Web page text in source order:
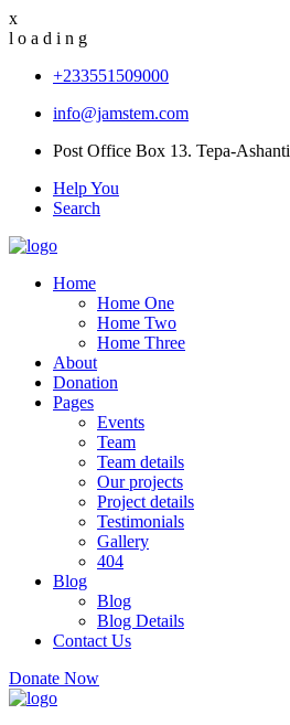
x
l o a d i n g
+233551509000
info@jamstem.com
Post Office Box 13. Tepa-Ashanti
Help You
Search
Home
Home One
Home Two
Home Three
About
Donation
Pages
Events
Team
Team details
Our projects
Project details
Testimonials
Gallery
404
Blog
Blog
Blog Details
Contact Us
Donate Now